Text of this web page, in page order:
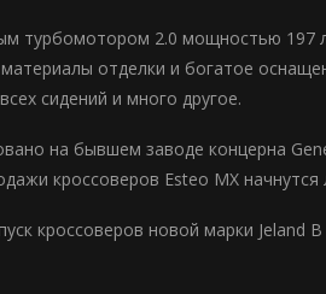
турбомотором 2.0 мощностью 197
отделки и богатое
сидений и много другое.
на бывшем заводе концерна
кроссоверов Esteo MX
кроссоверов новой марки